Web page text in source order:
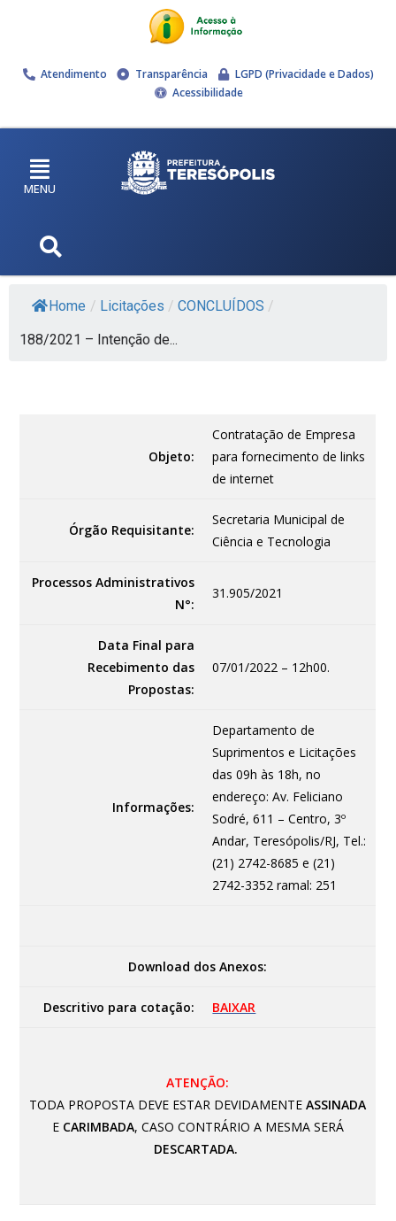
Atendimento Transparência
LGPD (Privacidade e Dados)
Acessibilidade
MENU
Home / Licitações / CONCLUÍDOS /
188/2021 – Intenção de...
Objeto:
Contratação de Empresa
para fornecimento de links
de internet
Órgão Requisitante:
Secretaria Municipal de
Ciência e Tecnologia
Processos Administrativos
N°:
31.905/2021
Data Final para
Recebimento das
Propostas:
07/01/2022 – 12h00.
Informações:
Departamento de
Suprimentos e Licitações
das 09h às 18h, no
endereço: Av. Feliciano
Sodré, 611 – Centro, 3º
Andar, Teresópolis/RJ, Tel.:
(21) 2742-8685 e (21)
2742-3352 ramal: 251
Download dos Anexos:
Descritivo para cotação: BAIXAR
ATENÇÃO:
TODA PROPOSTA DEVE ESTAR DEVIDAMENTEASSINADA
E CARIMBADA, CASO CONTRÁRIO A MESMA SERÁ
DESCARTADA.